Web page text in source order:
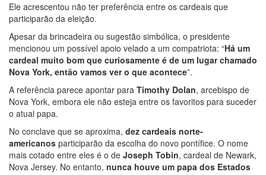
federal do Amazonas
20:23Prefeitura abre credenciamento de prestadores de
serviços para o Manausmed
00:59Pré-Candidata a Deputada Federal, Viviane
Lima(MDB) desponta nas pesquisas de intenção de votos
10:06Populares expulsam equipe da Amazonas Energia
que tentava instalar novos medidores em Manaus
08:46Bolsonaro vai retornar a Manaus na segunda
quinzena de Junho, afirma Menezes
22:10
diz Arthur ao ser ovacionado em festa popular
14:41 Mais de 50 unidades de saúde da Prefeitura ofertam
vacina contra a Covid-19 nesta semana em Manaus
13:57 Moradores celebram pagamento de indenizações do
Ele acrescentou não ter preferência entre os cardeais que
participarão da eleição.
Apesar da brincadeira ou sugestão simbólica, o presidente
mencionou um possível apoio velado a um compatriota: “Há um
cardeal muito bom que curiosamente é de um lugar chamado
Nova York, então vamos ver o que acontece”.
A referência parece apontar para Timothy Dolan, arcebispo de
Nova York, embora ele não esteja entre os favoritos para suceder
o atual papa.
No conclave que se aproxima, dez cardeais norte-
americanos participarão da escolha do novo pontífice. O nome
mais cotado entre eles é o de Joseph Tobin, cardeal de Newark,
Nova Jersey. No entanto, nunca houve um papa dos Estados